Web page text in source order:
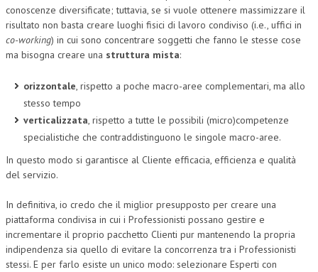
conoscenze diversificate; tuttavia, se si vuole ottenere massimizzare il
risultato non basta creare luoghi fisici di lavoro condiviso (i.e., uffici in
co-working) in cui sono concentrare soggetti che fanno le stesse cose
ma bisogna creare una struttura mista:
orizzontale, rispetto a poche macro-aree complementari, ma allo
stesso tempo
verticalizzata, rispetto a tutte le possibili (micro)competenze
specialistiche che contraddistinguono le singole macro-aree.
In questo modo si garantisce al Cliente efficacia, efficienza e qualità
del servizio.
In definitiva, io credo che il miglior presupposto per creare una
piattaforma condivisa in cui i Professionisti possano gestire e
incrementare il proprio pacchetto Clienti pur mantenendo la propria
indipendenza sia quello di evitare la concorrenza tra i Professionisti
stessi. E per farlo esiste un unico modo: selezionare Esperti con